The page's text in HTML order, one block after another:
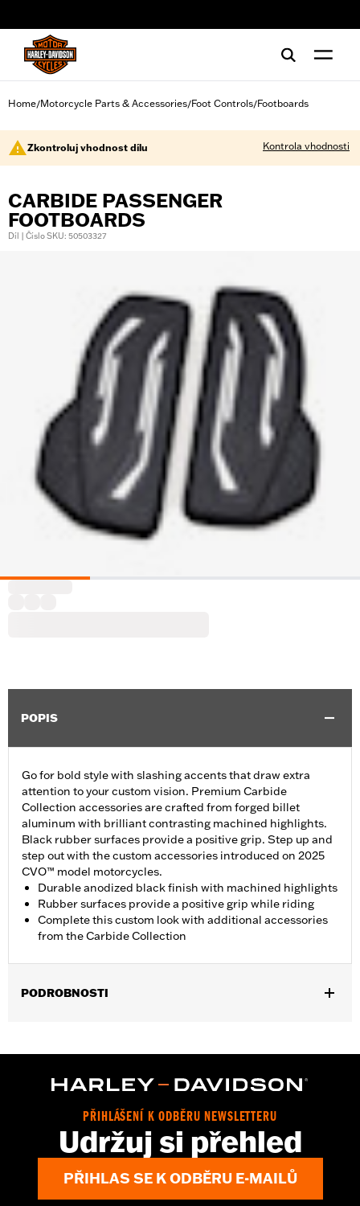
Home/Motorcycle Parts & Accessories/Foot Controls/Footboards
Zkontroluj vhodnost dílu Kontrola vhodnosti
CARBIDE PASSENGER
FOOTBOARDS
Díl | Číslo SKU: 50503327
POPIS
Go for bold style with slashing accents that draw extra
attention to your custom vision. Premium Carbide
Collection accessories are crafted from forged billet
aluminum with brilliant contrasting machined highlights.
Black rubber surfaces provide a positive grip. Step up and
step out with the custom accessories introduced on 2025
CVO™ model motorcycles.
Durable anodized black finish with machined highlights
Rubber surfaces provide a positive grip while riding
Complete this custom look with additional accessories
from the Carbide Collection
PODROBNOSTI
Rider Position:Passenger
Pair
Left and right footboards, installation instructions
PŘIHLÁŠENÍ K ODBĚRU NEWSLETTERU
Udržuj si přehled
PŘIHLAS SE K ODBĚRU E-MAILŮ